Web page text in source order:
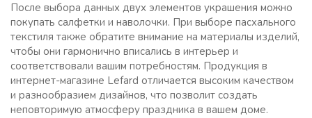
После выбора данных двух элементов украшения можно
покупать салфетки и наволочки. При выборе пасхального
текстиля также обратите внимание на материалы изделий,
чтобы они гармонично вписались в интерьер и
соответствовали вашим потребностям. Продукция в
интернет-магазине Lefard отличается высоким качеством
и разнообразием дизайнов, что позволит создать
неповторимую атмосферу праздника в вашем доме.